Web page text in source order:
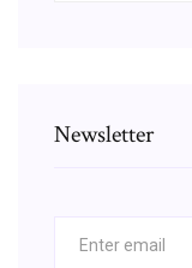
Newsletter